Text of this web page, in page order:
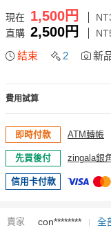
現在 1,500円
直購 2,500円
結束 2 新
費用試算
即時付款 ATM轉帳
先買後付 zingala銀
信用卡付款
賣家 con******** 全